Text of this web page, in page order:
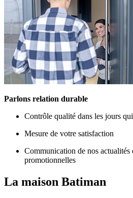
Parlons relation durable
Contrôle qualité dans les jours
Mesure de votre satisfaction
Communication de nos actualités
promotionnelles
La maison Batiman